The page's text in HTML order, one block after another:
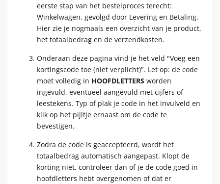
eerste stap van het bestelproces terecht:
Winkelwagen, gevolgd door Levering en Betaling.
Hier zie je nogmaals een overzicht van je product,
het totaalbedrag en de verzendkosten.
Onderaan deze pagina vind je het veld "Voeg een
kortingscode toe (niet verplicht)". Let op: de code
moet volledig in HOOFDLETTERS worden
ingevuld, eventueel aangevuld met cijfers of
leestekens. Typ of plak je code in het invulveld en
klik op het pijltje ernaast om de code te
bevestigen.
Zodra de code is geaccepteerd, wordt het
totaalbedrag automatisch aangepast. Klopt de
korting niet, controleer dan of je de code goed in
hoofdletters hebt overgenomen of dat er